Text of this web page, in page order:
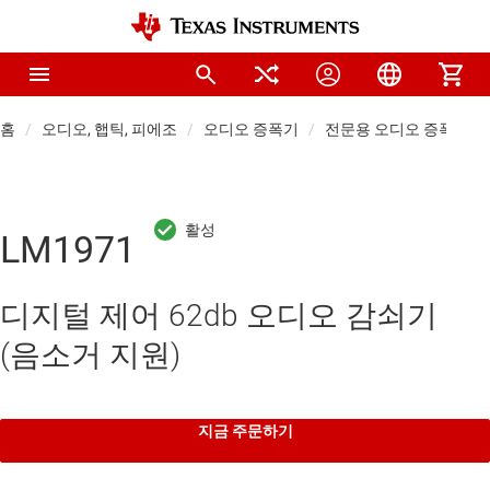
홈 오디오, 햅틱, 피에조 오디오 증폭기 전문용 오디오 증폭기
LM1971
디지털 제어 62db 오디오 감쇠기
(음소거 지원)
지금 주문하기